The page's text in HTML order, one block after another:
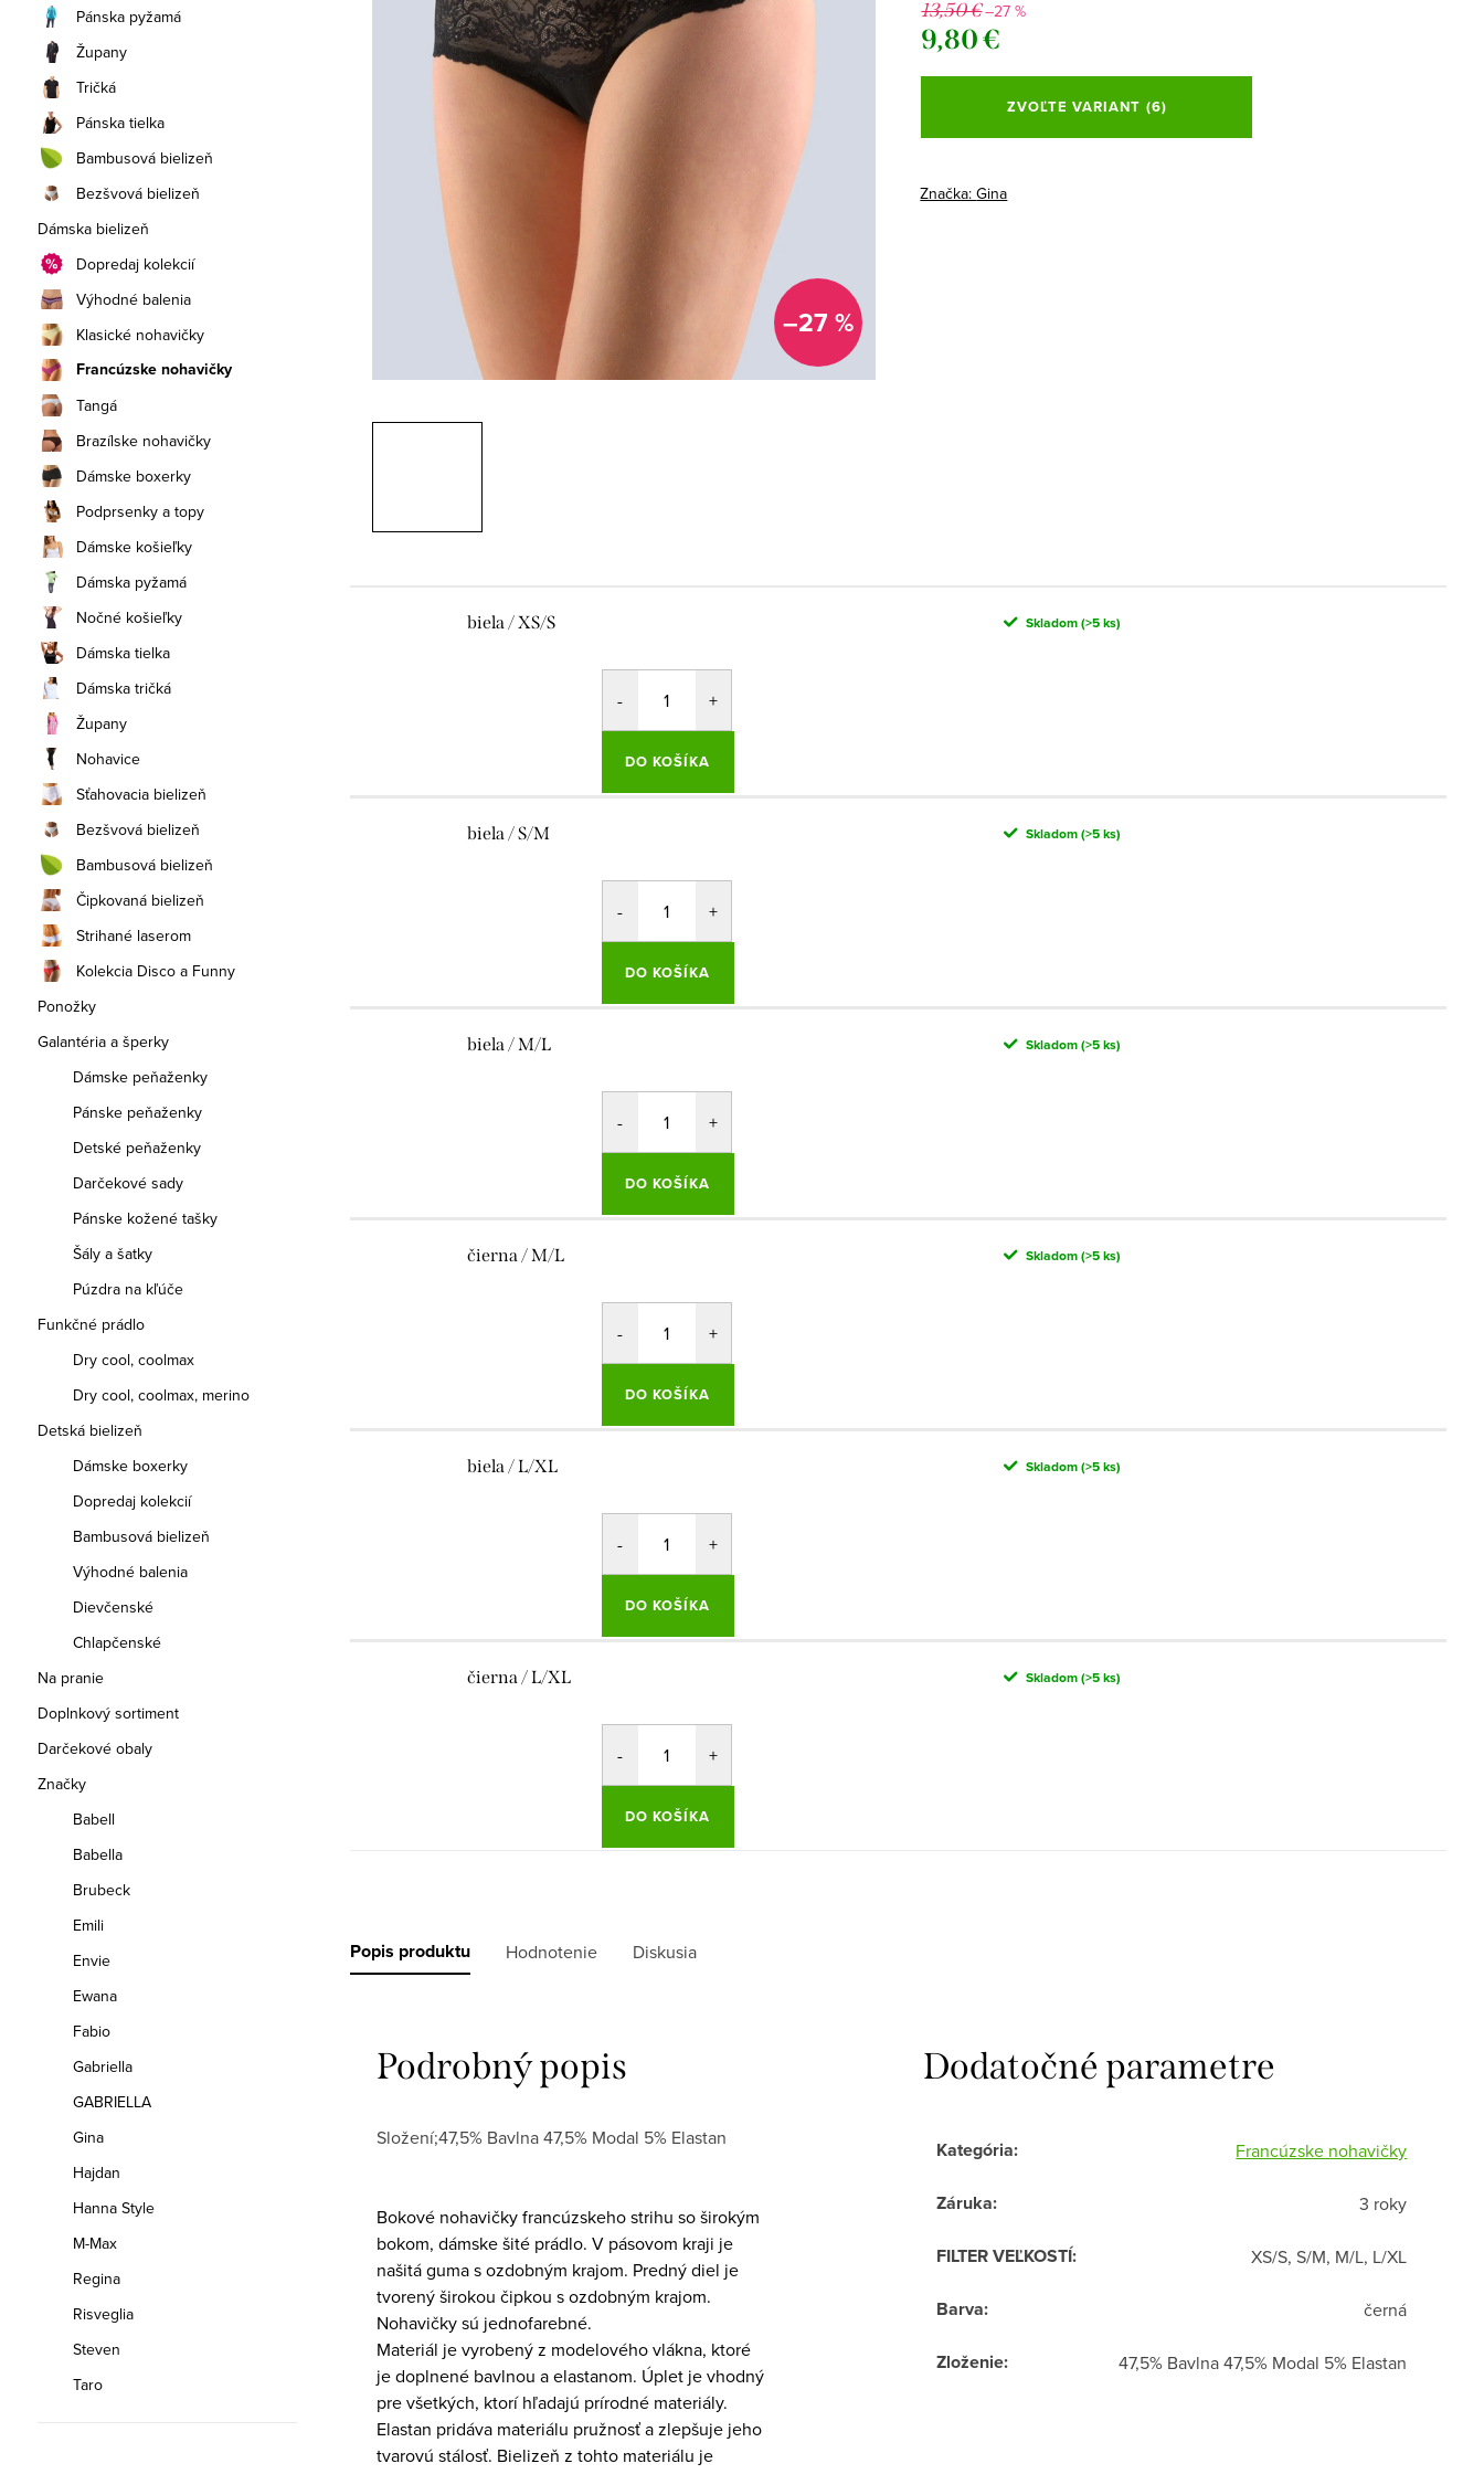
a
n
e
l
Pánska pyžamá
Župany
Tričká
Pánska tielka
Bambusová bielizeň
Bezšvová bielizeň
Dámska bielizeň
Dopredaj kolekcií
Výhodné balenia
Klasické nohavičky
Francúzske nohavičky
Tangá
Brazílske nohavičky
Dámske boxerky
Podprsenky a topy
Dámske košieľky
Dámska pyžamá
Nočné košieľky
Dámska tielka
Dámska tričká
Župany
Nohavice
Sťahovacia bielizeň
Bezšvová bielizeň
Bambusová bielizeň
Čipkovaná bielizeň
Strihané laserom
Kolekcia Disco a Funny
Ponožky
Galantéria a šperky
Dámske peňaženky
Pánske peňaženky
Detské peňaženky
Darčekové sady
Pánske kožené tašky
Šály a šatky
Púzdra na kľúče
Funkčné prádlo
Dry cool, coolmax
Dry cool, coolmax, merino
Detská bielizeň
Dámske boxerky
Dopredaj kolekcií
Bambusová bielizeň
Výhodné balenia
Dievčenské
Chlapčenské
Na pranie
Doplnkový sortiment
Darčekové obaly
Značky
Babell
Babella
Brubeck
Emili
Envie
Ewana
Fabio
Gabriella
GABRIELLA
Gina
Hajdan
Hanna Style
M-Max
Regina
Risveglia
Steven
Taro
–27 %
13,50 €–27 %
9,80 €
Jednotková
ZVOĽTE VARIANT (6)
Značka:Gina
biela / XS/S Skladom(>5 ks)
DO KOŠÍKA
biela / S/M Skladom(>5 ks)
DO KOŠÍKA
biela / M/L Skladom(>5 ks)
DO KOŠÍKA
čierna / M/L Skladom(>5 ks)
DO KOŠÍKA
biela / L/XL Skladom(>5 ks)
DO KOŠÍKA
čierna / L/XL Skladom(>5 ks)
DO KOŠÍKA
Popis produktu Hodnotenie Diskusia
Podrobný popis
Složení;47,5% Bavlna 47,5% Modal 5% Elastan
Bokové nohavičky francúzskeho strihu so širokým
bokom, dámske šité prádlo. V pásovom kraji je
našitá guma s ozdobným krajom. Predný diel je
tvorený širokou čipkou s ozdobným krajom.
Nohavičky sú jednofarebné.
Materiál je vyrobený z modelového vlákna, ktoré
je doplnené bavlnou a elastanom. Úplet je vhodný
pre všetkých, ktorí hľadajú prírodné materiály.
Elastan pridáva materiálu pružnosť a zlepšuje jeho
tvarovú stálosť. Bielizeň z tohto materiálu je
Dodatočné parametre
Kategória: Francúzske nohavičky
Záruka: 3 roky
FILTER VEĽKOSTÍ: XS/S, S/M, M/L, L/XL
Barva: černá
Zloženie: 47,5% Bavlna 47,5% Modal 5% Elastan